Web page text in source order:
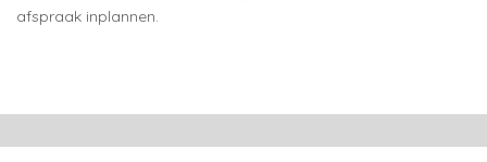
afspraak inplannen.